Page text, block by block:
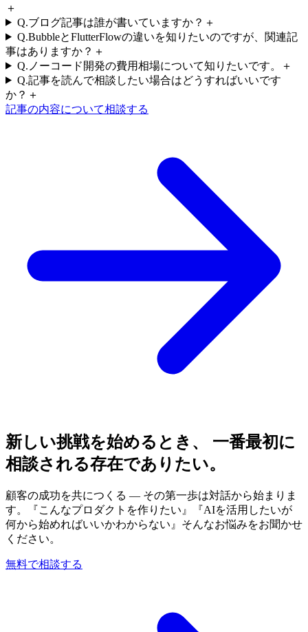
＋
Q.ブログ記事は誰が書いていますか？ ＋
Q.BubbleとFlutterFlowの違いを知りたいのですが、関連記
事はありますか？ ＋
Q. ノーコード開発の費用相場について知りたいです。
＋
Q.記事を読んで相談したい場合はどうすればいいです
か？ ＋
記事の内容について相談する
新しい挑戦を始めるとき、 一番最初に
相談される存在でありたい。
顧客の成功を共につくる — その第一歩は対話から始まりま
す。『こんなプロダクトを作りたい』『AIを活用したいが
何から始めればいいかわからない』そんなお悩みをお聞かせ
ください。
無料で相談する